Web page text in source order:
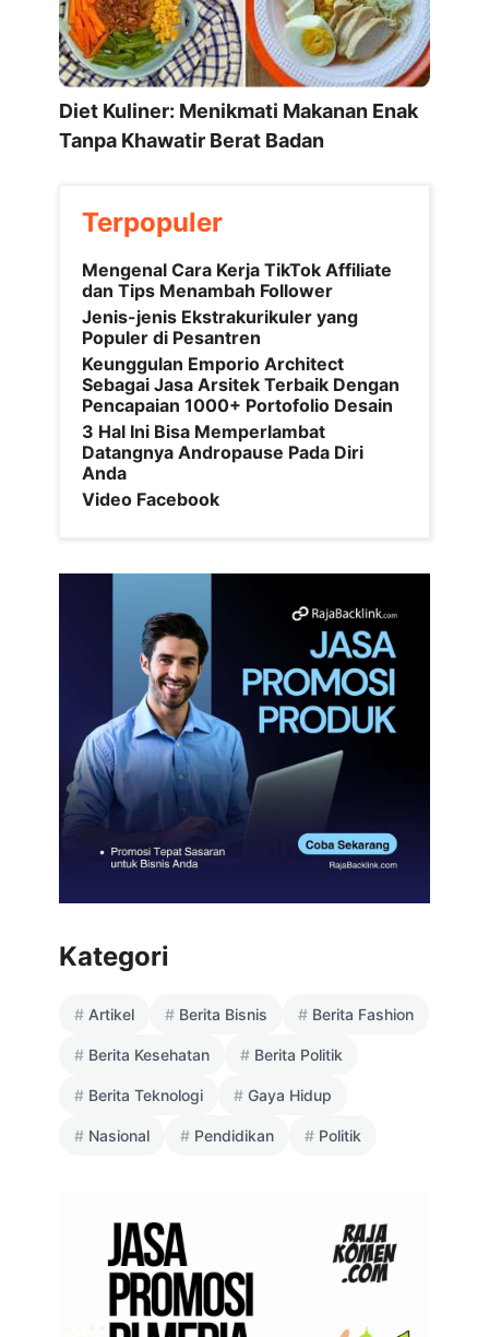
Diet Kuliner: Menikmati Makanan Enak
Tanpa Khawatir Berat Badan
Terpopuler
Mengenal Cara Kerja TikTok Affiliate
dan Tips Menambah Follower
Jenis-jenis Ekstrakurikuler yang
Populer di Pesantren
Keunggulan Emporio Architect
Sebagai Jasa Arsitek Terbaik Dengan
Pencapaian 1000+ Portofolio Desain
3 Hal Ini Bisa Memperlambat
Datangnya Andropause Pada Diri
Anda
Video Facebook
Kategori
Artikel Berita Bisnis Berita Fashion
Berita Kesehatan Berita Politik
Berita Teknologi Gaya Hidup
Nasional Pendidikan Politik